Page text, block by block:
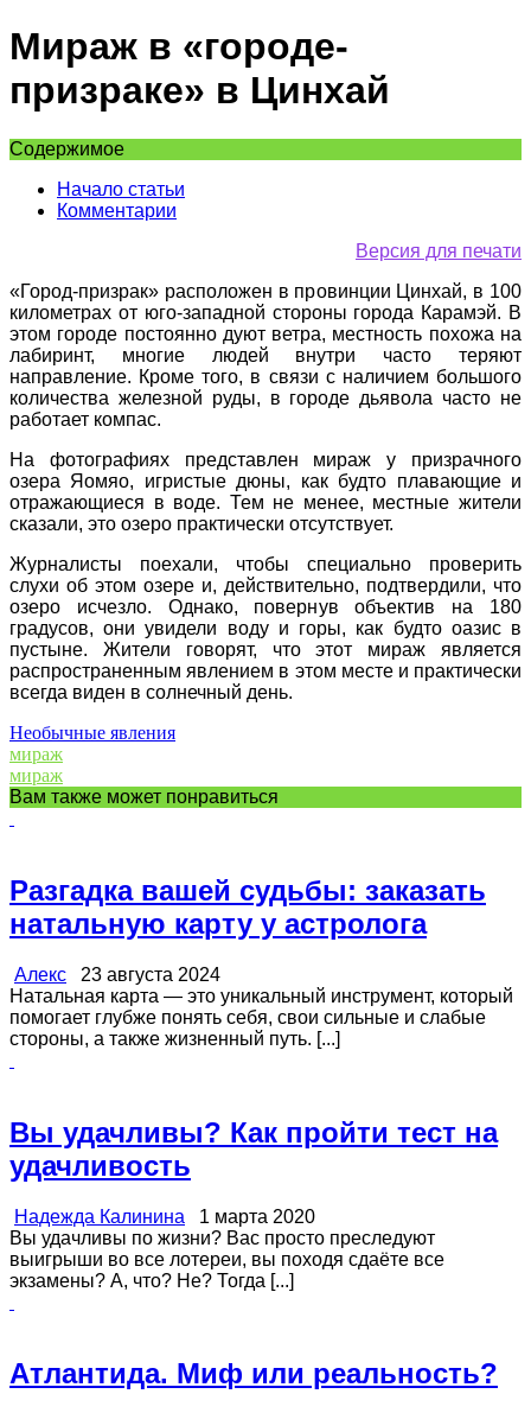
Мираж в «городе-
призраке» в Цинхай
Содержимое
Начало статьи
Комментарии
Версия для печати
«Город-призрак» расположен в провинции Цинхай, в 100
километрах от юго-западной стороны города Карамэй. В
этом городе постоянно дуют ветра, местность похожа на
лабиринт, многие людей внутри часто теряют
направление. Кроме того, в связи с наличием большого
количества железной руды, в городе дьявола часто не
работает компас.
На фотографиях представлен мираж у призрачного
озера Яомяо, игристые дюны, как будто плавающие и
отражающиеся в воде. Тем не менее, местные жители
сказали, это озеро практически отсутствует.
Журналисты поехали, чтобы специально проверить
слухи об этом озере и, действительно, подтвердили, что
озеро исчезло. Однако, повернув объектив на 180
градусов, они увидели воду и горы, как будто оазис в
пустыне. Жители говорят, что этот мираж является
распространенным явлением в этом месте и практически
всегда виден в солнечный день.
Необычные явления
мираж
мираж
Вам также может понравиться
Разгадка вашей судьбы: заказать
натальную карту у астролога
Алекс 23 августа 2024
Натальная карта — это уникальный инструмент, который
помогает глубже понять себя, свои сильные и слабые
стороны, а также жизненный путь. [...]
Вы удачливы? Как пройти тест на
удачливость
Надежда Калинина 1 марта 2020
Вы удачливы по жизни? Вас просто преследуют
выигрыши во все лотереи, вы походя сдаёте все
экзамены? А, что? Не? Тогда [...]
Атлантида. Миф или реальность?